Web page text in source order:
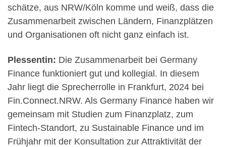
schätze, aus NRW/Köln komme und weiß, dass die
Zusammenarbeit zwischen Ländern, Finanzplätzen
und Organisationen oft nicht ganz einfach ist.
Plessentin: Die Zusammenarbeit bei Germany
Finance funktioniert gut und kollegial. In diesem
Jahr liegt die Sprecherrolle in Frankfurt, 2024 bei
Fin.Connect.NRW. Als Germany Finance haben wir
gemeinsam mit Studien zum Finanzplatz, zum
Fintech-Standort, zu Sustainable Finance und im
Frühjahr mit der Konsultation zur Attraktivität der